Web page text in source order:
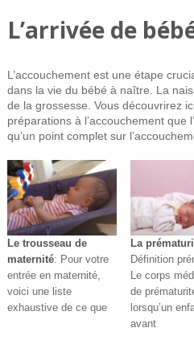
L’arrivée de
L’accouchement est une étape
dans la vie du bébé à naître. La
de la grossesse. Vous découvrirez
préparations à l’accouchement que
qu’un point complet sur
Le trousseau de
maternité: Pour votre
entrée en maternité,
voici une liste
exhaustive de ce que
La
Définition
Le corps
de
lorsqu’un
avant